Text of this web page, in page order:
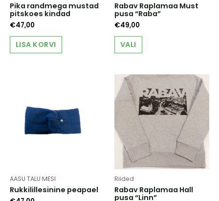
Pika randmega mustad
pitskoes kindad
€47,00
LISA KORVI
Rabav Raplamaa Must
pusa “Raba”
€49,00
VALI
This
has
variants.
The
options
may
be
chosen
on
the
product
page
AASU TALU MESI
Rukkilillesinine peapael
Riided
Rabav Raplamaa Hall
pusa “Linn”